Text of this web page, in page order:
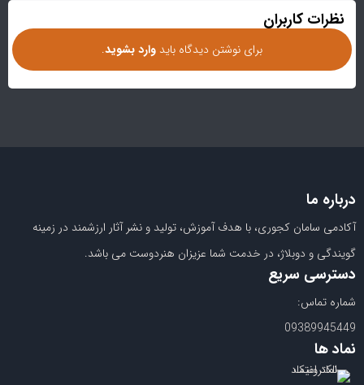
نظرات کاربران
برای نوشتن دیدگاه باید وارد بشوید.
درباره ما
آکادمی سامان کجوری، با هدف آموزش، تولید و نشر آثار ارزشمند در زمینه
گویندگی و دوبلاژ، در خدمت شما عزیزان هنردوست می باشد.
دسترسی سریع
شماره تماس:
09389945449
نماد ها